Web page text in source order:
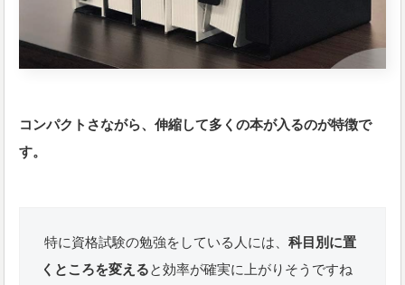
コンパクトさながら、伸縮して多くの本が入るのが特徴で
す。
特に資格試験の勉強をしている人には、 科目別に置
くところを変えると効率が確実に上がりそうですね